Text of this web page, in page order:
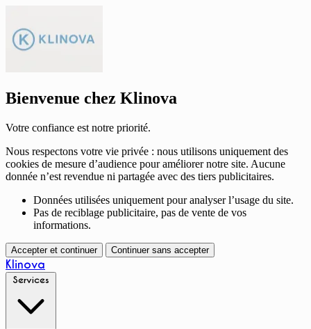
Bienvenue chez Klinova
Votre confiance est notre priorité.
Nous respectons votre vie privée : nous utilisons uniquement des
cookies de mesure d’audience pour améliorer notre site. Aucune
donnée n’est revendue ni partagée avec des tiers publicitaires.
Données utilisées uniquement pour analyser l’usage du site.
Pas de reciblage publicitaire, pas de vente de vos
informations.
Accepter et continuer Continuer sans accepter
Klinova